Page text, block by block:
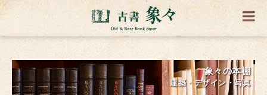
象々の本棚
建築・デザイン・写真